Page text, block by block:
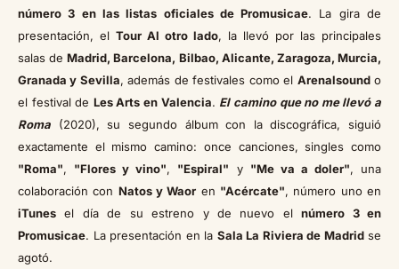
número 3 en las listas oficiales de Promusicae. La gira de
presentación, el Tour Al otro lado, la llevó por las principales
salas deMadrid, Barcelona, Bilbao, Alicante, Zaragoza, Murcia,
Granada y Sevilla, además de festivales como el Arenalsoundo
el festival de Les Arts en Valencia. El camino que no me llevó a
Roma (2020), su segundo álbum con la discográfica, siguió
exactamente el mismo camino: once canciones, singles como
"Roma", "Flores y vino", "Espiral" y "Me va a doler", una
colaboración con Natos y Waor en "Acércate", número uno en
iTunes el día de su estreno y de nuevo elnúmero 3 en
Promusicae. La presentación en la Sala La Riviera de Madridse
agotó.